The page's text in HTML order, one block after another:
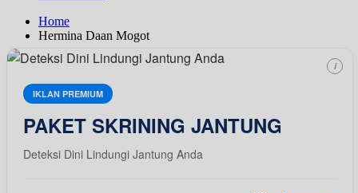
Home
Hermina Daan Mogot
IKLAN PREMIUM
PAKET SKRINING JANTUNG
Deteksi Dini Lindungi Jantung Anda
i